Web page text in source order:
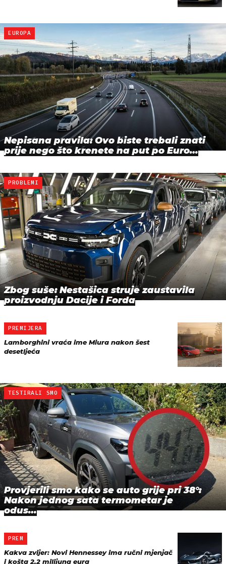
EUROPA
Nepisana pravila: Ovo biste trebali znati
prije nego što krenete na put po Euro…
PROBLEMI
Zbog suše: Nestašica struje zaustavila
proizvodnju Dacije i Forda
PREMIJERA
Lamborghini vraća ime Miura nakon šest
desetljeća
TESTIRALI SMO
Provjerili smo kako se auto grije pri 38°:
Nakon jednog sata termometar je
odus…
PREM
Kakva zvijer: Novi Hennessey ima ručni mjenjač
i košta 2,2 milijuna eura